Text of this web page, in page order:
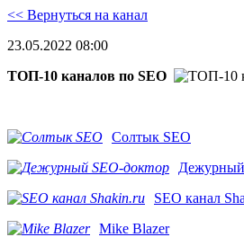
<< Вернуться на канал
23.05.2022 08:00
ТОП-10 каналов по SEO
Солтык SEO
Дежурный
SEO канал
Mike Blazer